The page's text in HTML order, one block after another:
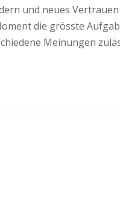
und neues
die grösste
Meinungen